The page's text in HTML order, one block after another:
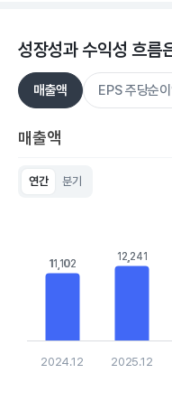
성장성과 수익성 흐름
매출액 EPS 주당순
매출액
연간 분기
The chart has 1 X axis
The chart has 1 Y axis
11,102
11,102
12,241
12,241
2024.12 2025.12